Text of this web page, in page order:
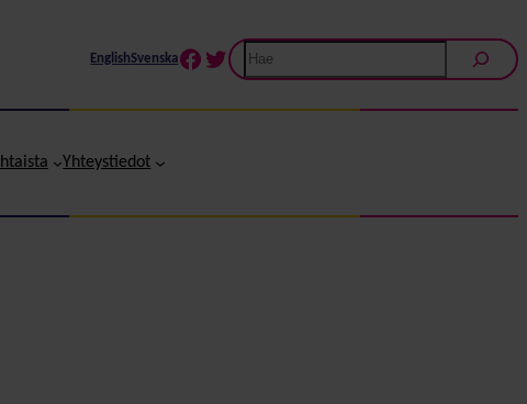
EnglishSvenskaFacebook
Twitter
Etsi
Yhteystiedot